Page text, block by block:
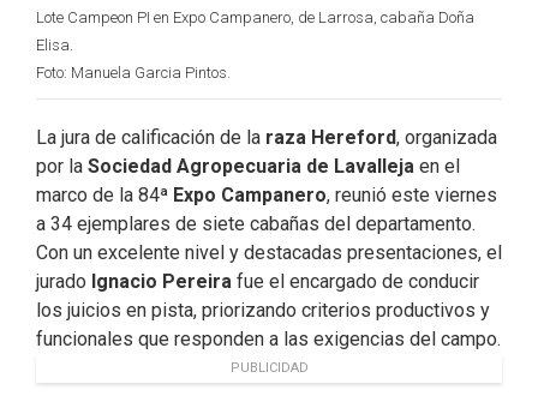
Lote Campeon PI en Expo Campanero, de Larrosa, cabaña Doña
Elisa.
Foto: Manuela Garcia Pintos.
La jura de calificación de la raza Hereford, organizada
por la Sociedad Agropecuaria de Lavalleja en el
marco de la 84ª Expo Campanero, reunió este viernes
a 34 ejemplares de siete cabañas del departamento.
Con un excelente nivel y destacadas presentaciones, el
jurado Ignacio Pereira fue el encargado de conducir
los juicios en pista, priorizando criterios productivos y
funcionales que responden a las exigencias del campo.
PUBLICIDAD